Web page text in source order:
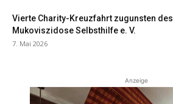
Vierte Charity-Kreuzfahrt zugunsten des
Mukoviszidose Selbsthilfe e. V.
7. Mai 2026
Anzeige